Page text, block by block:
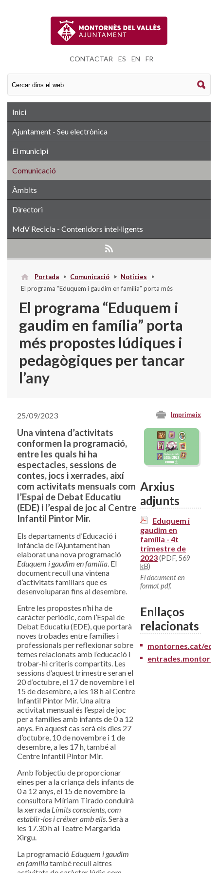
CONTACTAR ES EN FR
Inici
Ajuntament - Seu electrònica
El municipi
Comunicació
Àmbits
Directori
MdV Recicla - Contenidors intel·ligents
Portada Comunicació
Notícies
El programa “Eduquem i gaudim en família” porta més
El programa “Eduquem i
gaudim en família” porta
més propostes lúdiques i
pedagògiques per tancar
l’any
Imprimeix
25/09/2023
Una vintena d’activitats
conformen la programació,
entre les quals hi ha
espectacles, sessions de
contes, jocs i xerrades, així
com activitats mensuals com
l’Espai de Debat Educatiu
(EDE) i l’espai de joc al Centre
Infantil Pintor Mir.
Els departaments d’Educació i
Infància de l’Ajuntament han
elaborat una nova programació
Eduquem i gaudim en família. El
document recull una vintena
d’activitats familiars que es
desenvoluparan fins al desembre.
Entre les propostes n’hi ha de
caràcter periòdic, com l’Espai de
Debat Educatiu (EDE), que portarà
noves trobades entre famílies i
professionals per reflexionar sobre
temes relacionats amb l’educació i
trobar-hi criteris compartits. Les
sessions d’aquest trimestre seran el
20 d’octubre, el 17 de novembre i el
15 de desembre, a les 18 h al Centre
Infantil Pintor Mir. Una altra
activitat mensual és l’espai de joc
per a famílies amb infants de 0 a 12
anys. En aquest cas serà els dies 27
d’octubre, 10 de novembre i 1 de
desembre, a les 17 h, també al
Centre Infantil Pintor Mir.
Amb l’objectiu de proporcionar
eines per a la criança dels infants de
0 a 12 anys, el 15 de novembre la
consultora Míriam Tirado conduirà
la xerrada Límits conscients, com
establir-los i créixer amb ells. Serà a
les 17.30 h al Teatre Margarida
Xirgu.
La programació Eduquem i gaudim
en famíliatambé recull altres
Arxius
adjunts
Eduquem i
gaudim en
família - 4t
trimestre de
2023(PDF, 569
kB)
El document en
format pdf.
Enllaços
relacionats
montornes.cat/